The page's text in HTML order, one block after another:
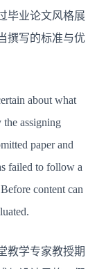
毕业论文风格展
撰写的标准与优
about what
assigning
paper and
failed to follow a
content can
教学专家教授期